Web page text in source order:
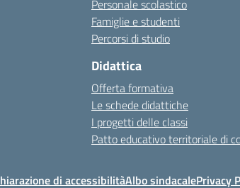
Personale scolastico
Famiglie e studenti
Percorsi di studio
Didattica
Offerta formativa
Le schede didattiche
I progetti delle classi
Patto educativo territoriale di
di accessibilitàAlbo sindacalePrivacy